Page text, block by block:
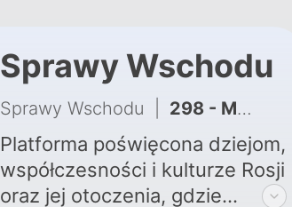
Sprawy Wschodu
Sprawy Wschodu 298 - Między informacją a zrozumieniem. Od września nowa formuła Spraw Wschodu
Platforma poświęcona dziejom,
współczesności i kulturze Rosji
oraz jej otoczenia, gdzie